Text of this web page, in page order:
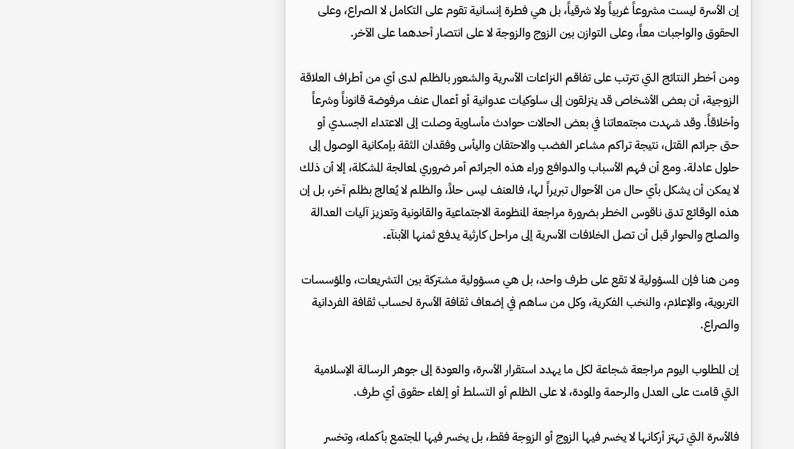
إن الأسرة ليست مشروعاً غربياً ولا شرقياً، بل هي فطرة إنسانية تقوم على التكامل لا الصراع، وعلى
الحقوق والواجبات معاً، وعلى التوازن بين الزوج والزوجة لا على انتصار أحدهما على الآخر.
ومن أخطر النتائج التي تترتب على تفاقم النزاعات الأسرية والشعور بالظلم لدى أي من أطراف العلاقة
الزوجية، أن بعض الأشخاص قد ينزلقون إلى سلوكيات عدوانية أو أعمال عنف مرفوضة قانوناً وشرعاً
وأخلاقاً. وقد شهدت مجتمعاتنا في بعض الحالات حوادث مأساوية وصلت إلى الاعتداء الجسدي أو
حتى جرائم القتل، نتيجة تراكم مشاعر الغضب والاحتقان واليأس وفقدان الثقة بإمكانية الوصول إلى
حلول عادلة. ومع أن فهم الأسباب والدوافع وراء هذه الجرائم أمر ضروري لمعالجة المشكلة، إلا أن ذلك
لا يمكن أن يشكل بأي حال من الأحوال تبريراً لها، فالعنف ليس حلاً، والظلم لا يُعالج بظلم آخر، بل إن
هذه الوقائع تدق ناقوس الخطر بضرورة مراجعة المنظومة الاجتماعية والقانونية وتعزيز آليات العدالة
والصلح والحوار قبل أن تصل الخلافات الأسرية إلى مراحل كارثية يدفع ثمنها الأبنآء.
ومن هنا فإن المسؤولية لا تقع على طرف واحد، بل هي مسؤولية مشتركة بين التشريعات، والمؤسسات
التربوية، والإعلام، والنخب الفكرية، وكل من ساهم في إضعاف ثقافة الأسرة لحساب ثقافة الفردانية
والصراع.
إن المطلوب اليوم مراجعة شجاعة لكل ما يهدد استقرار الأسرة، والعودة إلى جوهر الرسالة الإسلامية
التي قامت على العدل والرحمة والمودة، لا على الظلم أو التسلط أو إلغاء حقوق أي طرف.
فالأسرة التي تهتز أركانها لا يخسر فيها الزوج أو الزوجة فقط، بل يخسر فيها المجتمع بأكمله، وتخسر